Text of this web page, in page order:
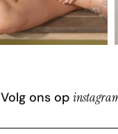
Volg ons op